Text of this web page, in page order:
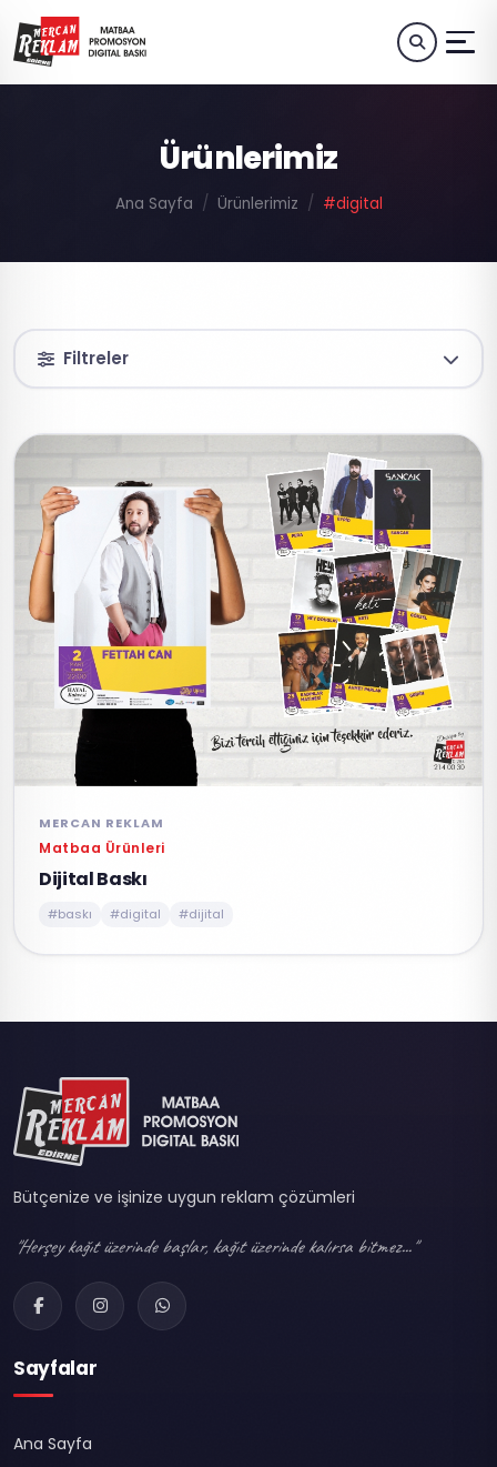
Ürünlerimiz
Ana Sayfa Ürünlerimiz #digital
Filtreler
MERCAN REKLAM
Matbaa Ürünleri
Dijital Baskı
#baskı #digital #dijital
Bütçenize ve işinize uygun reklam çözümleri
"Herşey kağıt üzerinde başlar, kağıt üzerinde kalırsa bitmez..."
Sayfalar
Ana Sayfa